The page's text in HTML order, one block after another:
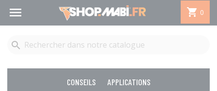
  0

CONSEILS APPLICATIONS